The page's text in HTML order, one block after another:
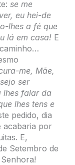
se me
eu hei-de
lhes a fé que
lá em casa! E
me, Mãe,
ser
lhes falar da
lhes tens e
pedido, dia
acabaria por
E,
Setembro de